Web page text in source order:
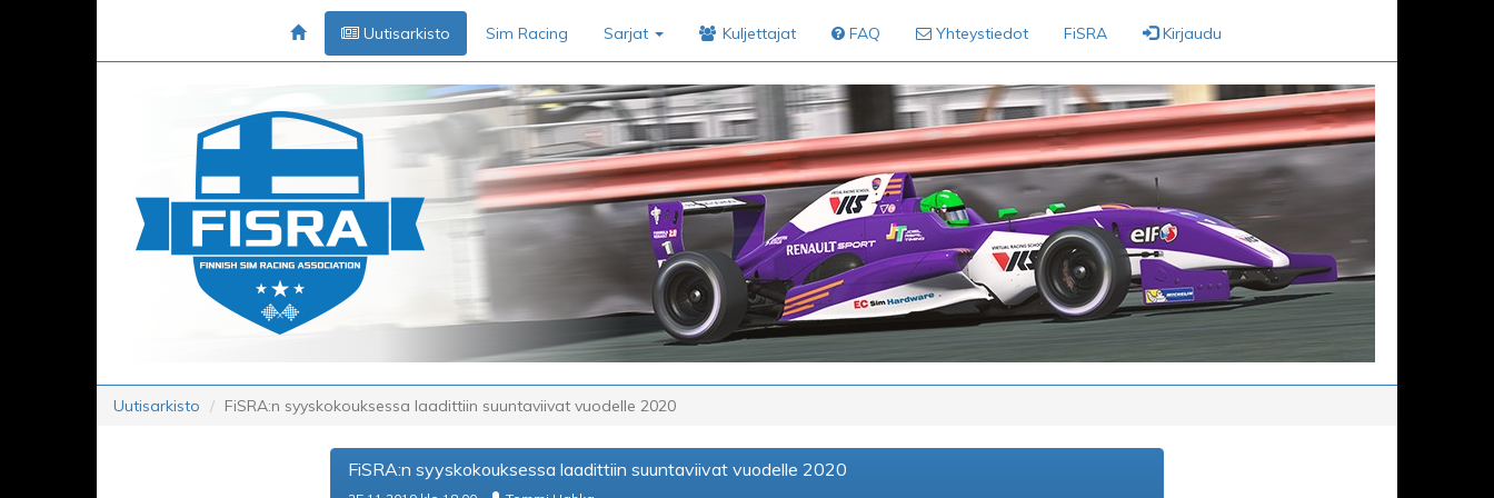
Uutisarkisto Sim Racing Sarjat Kuljettajat FAQ Yhteystiedot FiSRA Kirjaudu
Uutisarkisto FiSRA:n syyskokouksessa laadittiin suuntaviivat vuodelle 2020
FiSRA:n syyskokouksessa laadittiin suuntaviivat vuodelle 2020